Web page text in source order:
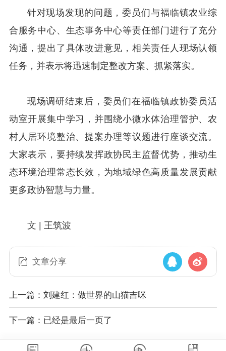
针对现场发现的问题，委员们与福临镇农业综
合服务中心、生态事务中心等责任部门进行了充分
沟通，提出了具体改进意见，相关责任人现场认领
任务，并表示将迅速制定整改方案、抓紧落实。
现场调研结束后，委员们在福临镇政协委员活
动室开展集中学习，并围绕小微水体治理管护、农
村人居环境整治、提案办理等议题进行座谈交流。
大家表示，要持续发挥政协民主监督优势，推动生
态环境治理常态长效，为地域绿色高质量发展贡献
更多政协智慧与力量。
文 | 王筑波
文章分享
上一篇：刘建红：做世界的山猫吉咪
下一篇：已经是最后一页了